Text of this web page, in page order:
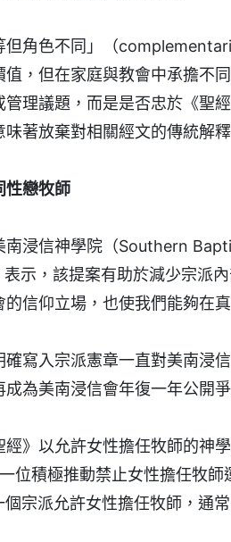
但角色不同」（
，但在家庭與教會中承擔不
理議題，而是是否忠於《聖
著放棄對相關經文的傳統解釋
性戀牧師
南浸信神學院（Southern
示，該提案有助於減少宗派內
的信仰立場，也使我們能夠在
寫入宗派憲章一直對美南浸
為美南浸信會年復一年公開爭
》以允許女性擔任牧師的神
位積極推動禁止女性擔任牧
宗派允許女性擔任牧師，通